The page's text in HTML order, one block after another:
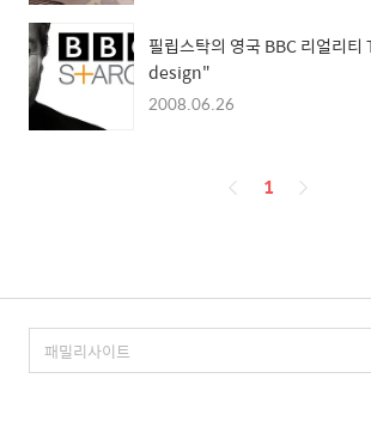
필립스탁의 영국 BBC 리얼리
design"
2008.06.26
페
1